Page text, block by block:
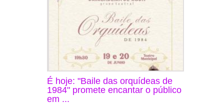
É hoje: "Baile das orquídeas de
1984" promete encantar o público
em ...